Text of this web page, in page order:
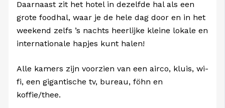
Daarnaast zit het hotel in dezelfde hal als een
grote foodhal, waar je de hele dag door en in het
weekend zelfs ’s nachts heerlijke kleine lokale en
internationale hapjes kunt halen!
Alle kamers zijn voorzien van een airco, kluis, wi-
fi, een gigantische tv, bureau, föhn en
koffie/thee.